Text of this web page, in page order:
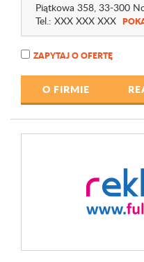
Piątkowa 358, 33-300
Tel.: XXX XXX XXX
ZAPYTAJ O OFERTĘ
O FIRMIE